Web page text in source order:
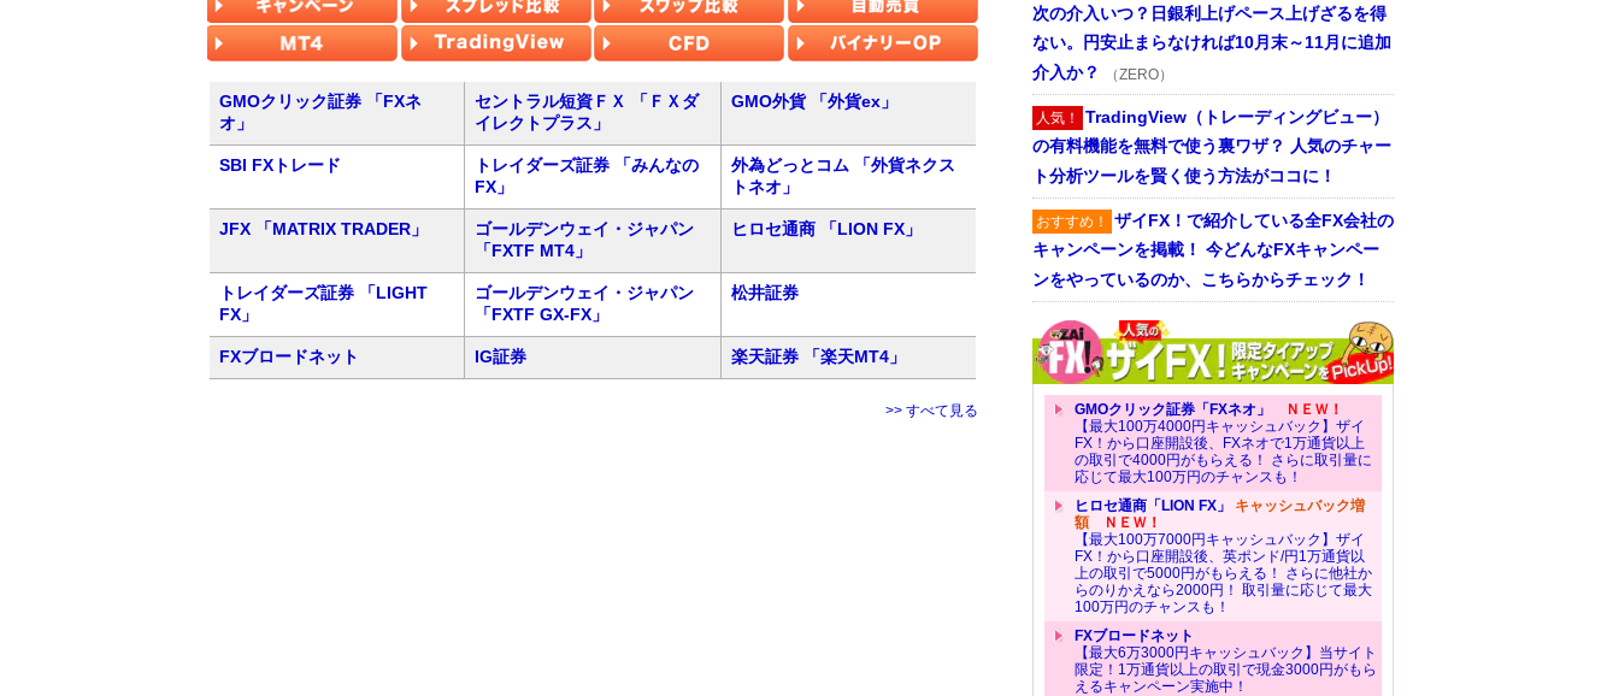
GMOクリック証券 「FXネ
オ」
セントラル短資ＦＸ 「ＦＸダ
イレクトプラス」
GMO外貨 「外貨ex」
SBI FXトレード
トレイダーズ証券 「みんなの
FX」
外為どっとコム 「外貨ネクス
トネオ」
JFX 「MATRIX TRADER」
ゴールデンウェイ・ジャパン
「FXTF MT4」
ヒロセ通商 「LION FX」
トレイダーズ証券 「LIGHT
FX」
ゴールデンウェイ・ジャパン
「FXTF GX-FX」
松井証券
FXブロードネット IG証券 楽天証券 「楽天MT4」
>> すべて見る
次の介入いつ？日銀利上げペース上げざるを得
ない。円安止まらなければ10月末～11月に追加
介入か？
（ZERO）
人気！ TradingView（トレーディングビュー）
の有料機能を無料で使う裏ワザ？ 人気のチャー
ト分析ツールを賢く使う方法がココに！
おすすめ！ ザイFX！で紹介している全FX会社の
キャンペーンを掲載！ 今どんなFXキャンペー
ンをやっているのか、こちらからチェック！
GMOクリック証券「FXネオ」
ＮＥＷ！
【最大100万4000円キャッシュバック】ザイ
FX！から口座開設後、FXネオで1万通貨以上
の取引で4000円がもらえる！ さらに取引量に
応じて最大100万円のチャンスも！
ヒロセ通商「LION FX」 キャッシュバック増
額ＮＥＷ！
【最大100万7000円キャッシュバック】ザイ
FX！から口座開設後、英ポンド/円1万通貨以
上の取引で5000円がもらえる！ さらに他社か
らのりかえなら2000円！ 取引量に応じて最大
100万円のチャンスも！
FXブロードネット
【最大6万3000円キャッシュバック】当サイト
限定！1万通貨以上の取引で現金3000円がもら
えるキャンペーン実施中！